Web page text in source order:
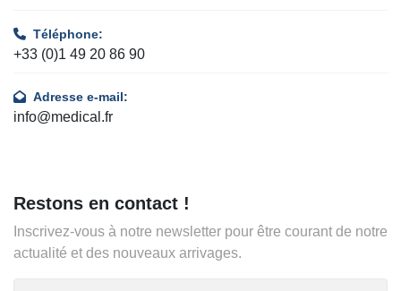
Téléphone:
+33 (0)1 49 20 86 90
Adresse e-mail:
info@medical.fr
Restons en contact !
Inscrivez-vous à notre newsletter pour être courant de notre
actualité et des nouveaux arrivages.